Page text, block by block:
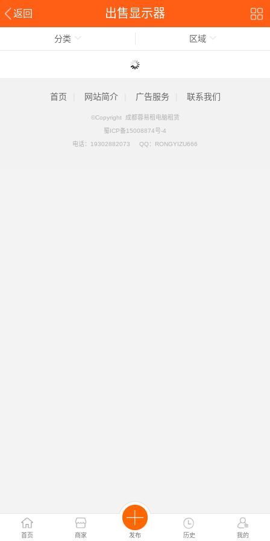
返回 出售显示器
首页 商家 发布 历史 我的
分类 区域
首页 网站简介 广告服务 联系我们
©Copyright 成都蓉易租电脑租赁
蜀ICP备15008874号-4
电话： 19302882073 QQ： RONGYIZU666